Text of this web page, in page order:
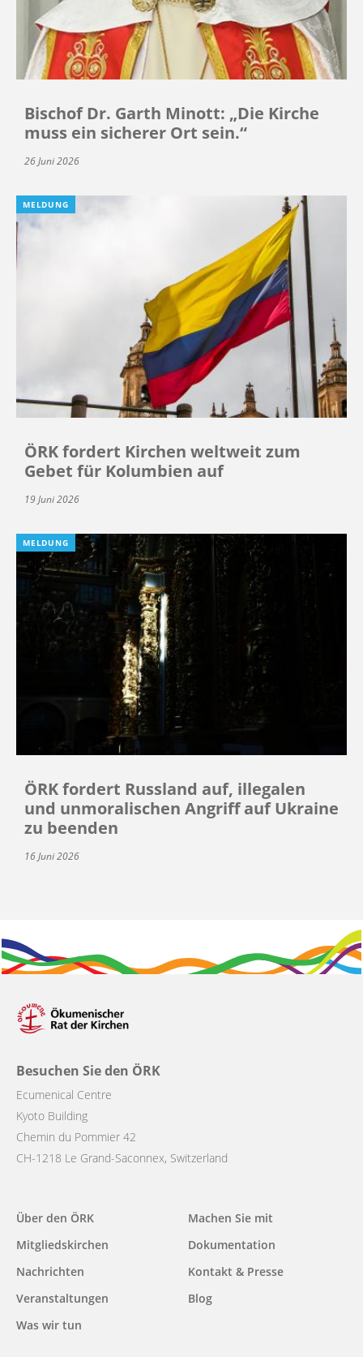
Bischof Dr. Garth Minott: „Die Kirche
muss ein sicherer Ort sein.“
26 Juni 2026
MELDUNG
ÖRK fordert Kirchen weltweit zum
Gebet für Kolumbien auf
19 Juni 2026
MELDUNG
ÖRK fordert Russland auf, illegalen
und unmoralischen Angriff auf Ukraine
zu beenden
16 Juni 2026
Besuchen Sie den ÖRK
Ecumenical Centre
Kyoto Building
Chemin du Pommier 42
CH-1218 Le Grand-Saconnex, Switzerland
Main
navigation
Über den ÖRK
Mitgliedskirchen
Nachrichten
Veranstaltungen
Was wir tun
Machen Sie mit
Dokumentation
Kontakt & Presse
Blog